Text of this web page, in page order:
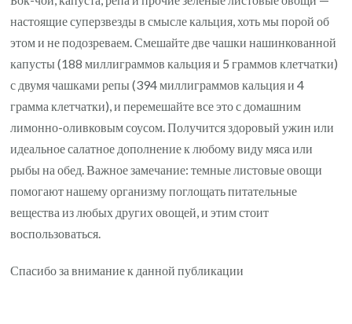
настоящие суперзвезды в смысле кальция, хоть мы порой об
этом и не подозреваем. Смешайте две чашки нашинкованной
капусты (188 миллиграммов кальция и 5 граммов клетчатки)
с двумя чашками репы (394 миллиграммов кальция и 4
грамма клетчатки), и перемешайте все это с домашним
лимонно-оливковым соусом. Получится здоровый ужин или
идеальное салатное дополнение к любому виду мяса или
рыбы на обед. Важное замечание: темные листовые овощи
помогают нашему организму поглощать питательные
вещества из любых других овощей, и этим стоит
воспользоваться.
Спасибо за внимание к данной публикации